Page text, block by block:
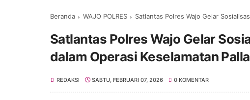
Beranda WAJO POLRES Satlantas Polres Wajo Gelar Sosialisasi
Satlantas Polres Wajo Gelar
dalam Operasi Keselamatan
REDAKSI SABTU, FEBRUARI 07, 2026 0 KOMENTAR